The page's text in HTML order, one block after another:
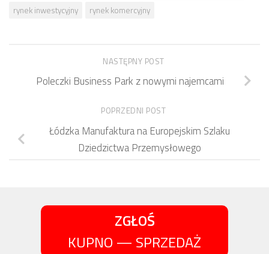
rynek inwestycyjny
rynek komercyjny
NASTĘPNY POST
Poleczki Business Park z nowymi najemcami
POPRZEDNI POST
Łódzka Manufaktura na Europejskim Szlaku
Dziedzictwa Przemysłowego
ZGŁOŚ
KUPNO — SPRZEDAŻ